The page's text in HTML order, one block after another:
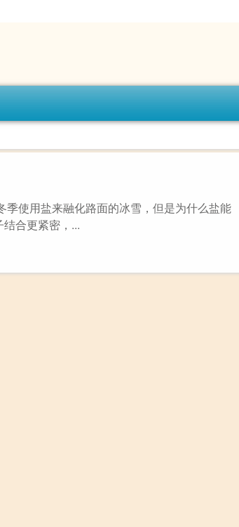
使用盐来融化路面的冰雪，但是为什么盐能
合更紧密，...